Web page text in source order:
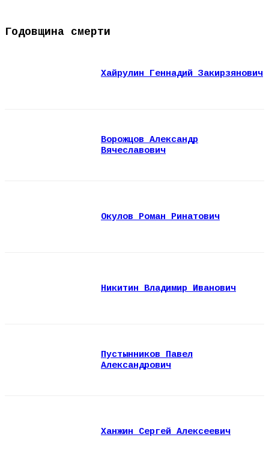
Годовщина смерти
Хайрулин Геннадий Закирзянович
Ворожцов Александр
Вячеславович
Окулов Роман Ринатович
Никитин Владимир Иванович
Пустынников Павел
Александрович
Ханжин Сергей Алексеевич